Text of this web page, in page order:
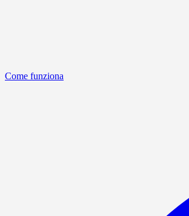
Come funziona